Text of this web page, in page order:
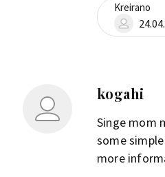
Kreirano
kogahi
Singe mom
some
more